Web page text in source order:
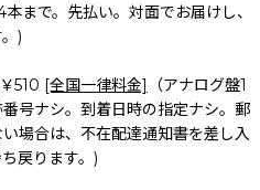
まで。先払い。対面でお届けし、
)
￥510 [全国一律料金]
（アナログ盤1
号ナシ。到着日時の指定ナシ。郵
場合は、不在配達通知書を差し入
戻ります。)